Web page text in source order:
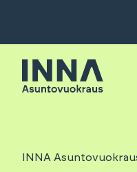
INNA